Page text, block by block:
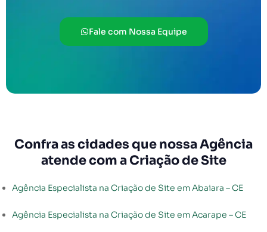
Fale com Nossa Equipe
Confra as cidades que nossa Agência
atende com a Criação de Site
Agência Especialista na Criação de Site em Abaiara – CE
Agência Especialista na Criação de Site em Acarape – CE